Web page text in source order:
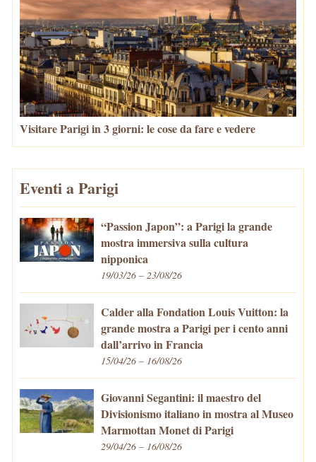
Visitare Parigi in 3 giorni: le cose da fare e vedere
Eventi a Parigi
“Passion Japon”: a Parigi la grande
mostra immersiva sulla cultura
nipponica
19/03/26 – 23/08/26
Calder alla Fondation Louis Vuitton: la
grande mostra a Parigi per i cento anni
dall’arrivo in Francia
15/04/26 – 16/08/26
Giovanni Segantini: il maestro del
Divisionismo italiano in mostra al Museo
Marmottan Monet di Parigi
29/04/26 – 16/08/26